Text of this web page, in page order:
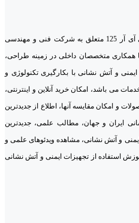
سایت جامع ایمنی و آتش نشانی آی آر 125 متعلق به شرکت فنی و مهندسی
همکاری متخصصان داخلی در زمینه طراحی،
و آتش نشانی با بکارگیری تکنولوژی و
خدمات می باشد، امکان خرید آنلاین و اینترنتی،
و امکان مقایسه آنها، اطلاع از جدیدترین
ایران و جهان، مطالب علمی، جدیدترین
و آتش نشانی، مشاهده ویدئوهای علمی و
استفاده از تجهیزات ایمنی و آتش نشانی